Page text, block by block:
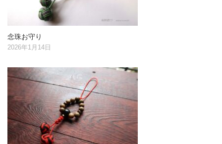
念珠お守り
2026年1月14日